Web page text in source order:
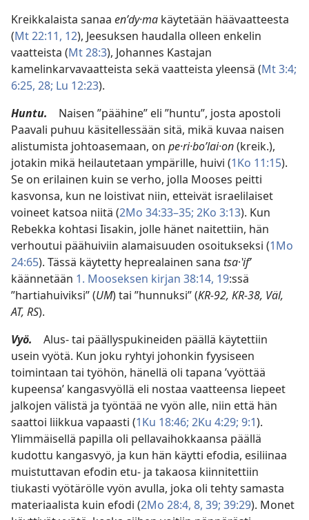
Kreikkalaista sanaa enʹdy·ma käytetään häävaatteesta
(Mt 22:11, 12), Jeesuksen haudalla olleen enkelin
vaatteista (Mt 28:3), Johannes Kastajan
kamelinkarvavaatteista sekä vaatteista yleensä (Mt 3:4;
6:25, 28; Lu 12:23).
Huntu. Naisen ”päähine” eli ”huntu”, josta apostoli
Paavali puhuu käsitellessään sitä, mikä kuvaa naisen
alistumista johtoasemaan, on pe·ri·boʹlai·on(kreik.),
jotakin mikä heilautetaan ympärille, huivi (1Ko 11:15).
Se on erilainen kuin se verho, jolla Mooses peitti
kasvonsa, kun ne loistivat niin, etteivät israelilaiset
voineet katsoa niitä (2Mo 34:33–35; 2Ko 3:13). Kun
Rebekka kohtasi Iisakin, jolle hänet naitettiin, hän
verhoutui päähuiviin alamaisuuden osoitukseksi (1Mo
24:65). Tässä käytetty heprealainen sana tsa·ʽifʹ
käännetään 1. Mooseksen kirjan 38:14, 19:ssä
”hartiahuiviksi” (UM) tai ”hunnuksi” (KR-92, KR-38, Väl,
AT, RS).
Vyö. Alus- tai päällyspukineiden päällä käytettiin
usein vyötä. Kun joku ryhtyi johonkin fyysiseen
toimintaan tai työhön, hänellä oli tapana ’vyöttää
kupeensa’ kangasvyöllä eli nostaa vaatteensa liepeet
jalkojen välistä ja työntää ne vyön alle, niin että hän
saattoi liikkua vapaasti (1Ku 18:46; 2Ku 4:29; 9:1).
Ylimmäisellä papilla oli pellavaihokkaansa päällä
kudottu kangasvyö, ja kun hän käytti efodia, esiliinaa
muistuttavan efodin etu- ja takaosa kiinnitettiin
tiukasti vyötärölle vyön avulla, joka oli tehty samasta
materiaalista kuin efodi (2Mo 28:4, 8, 39; 39:29). Monet